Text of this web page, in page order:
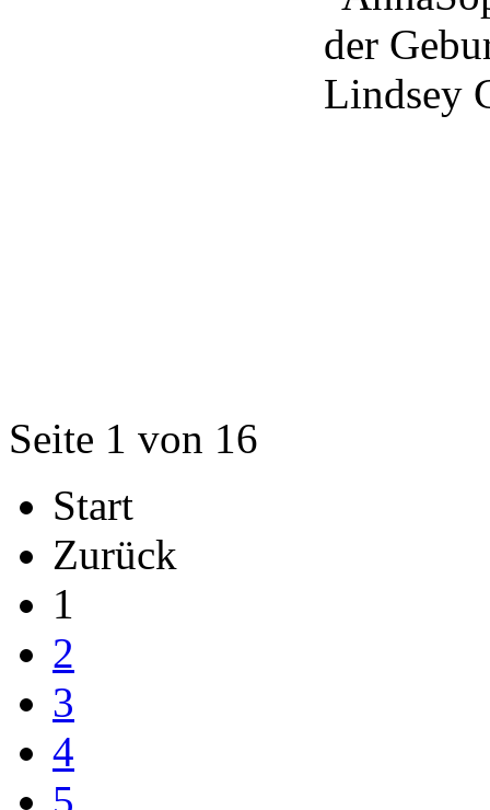
Seite 1 von 16
Start
Zurück
1
2
3
4